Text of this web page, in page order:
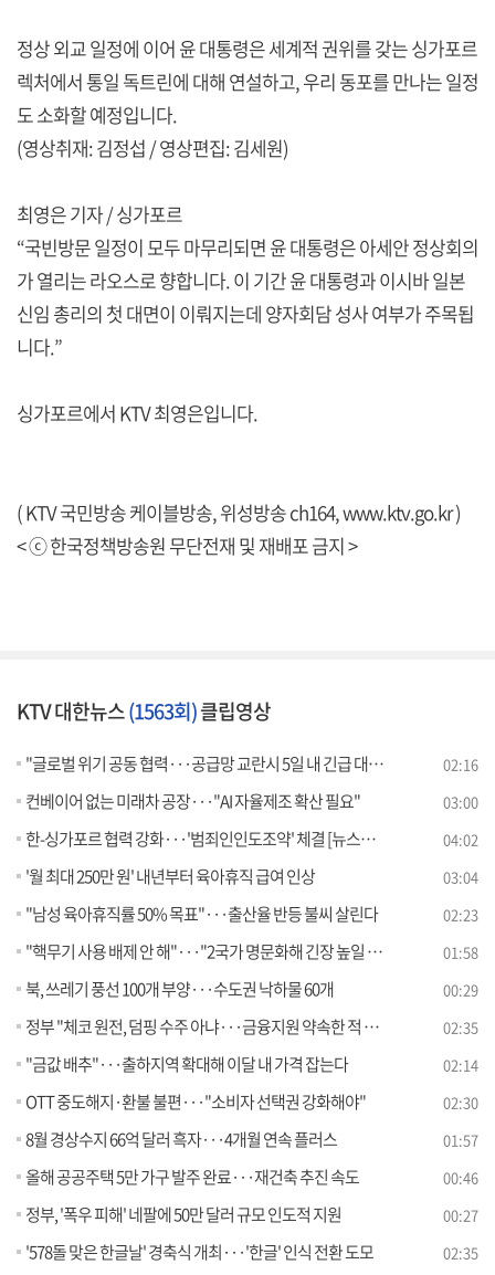
정상 외교 일정에 이어 윤 대통령은 세계적 권위를 갖는 싱가포르
렉처에서 통일 독트린에 대해 연설하고, 우리 동포를 만나는 일정
도 소화할 예정입니다.
(영상취재: 김정섭 / 영상편집: 김세원)
최영은 기자 / 싱가포르
“국빈방문 일정이 모두 마무리되면 윤 대통령은 아세안 정상회의
가 열리는 라오스로 향합니다. 이 기간 윤 대통령과 이시바 일본
신임 총리의 첫 대면이 이뤄지는데 양자회담 성사 여부가 주목됩
니다.”
싱가포르에서 KTV 최영은입니다.
( KTV 국민방송 케이블방송, 위성방송 ch164,www.ktv.go.kr)
< ⓒ 한국정책방송원 무단전재 및 재배포 금지 >
KTV 대한뉴스(1563회)클립영상
"글로벌 위기 공동 협력···공급망 교란시 5일 내 긴급 대응" 02:16
컨베이어 없는 미래차 공장···"AI 자율제조 확산 필요" 03:00
한-싱가포르 협력 강화···'범죄인인도조약' 체결 [뉴스의 맥] 04:02
'월 최대 250만 원' 내년부터 육아휴직 급여 인상 03:04
"남성 육아휴직률 50% 목표"···출산율 반등 불씨 살린다 02:23
"핵무기 사용 배제 안 해"···"2국가 명문화해 긴장 높일 듯" 01:58
북, 쓰레기 풍선 100개 부양···수도권 낙하물 60개 00:29
정부 "체코 원전, 덤핑 수주 아냐···금융지원 약속한 적 없어" 02:35
"금값 배추"···출하지역 확대해 이달 내 가격 잡는다 02:14
OTT 중도해지·환불 불편···"소비자 선택권 강화해야" 02:30
8월 경상수지 66억 달러 흑자···4개월 연속 플러스 01:57
올해 공공주택 5만 가구 발주 완료···재건축 추진 속도 00:46
정부, '폭우 피해' 네팔에 50만 달러 규모 인도적 지원 00:27
'578돌 맞은 한글날' 경축식 개최···'한글' 인식 전환 도모 02:35